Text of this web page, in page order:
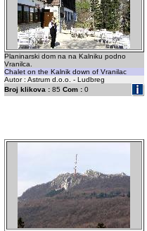
Planinarski dom na na Kalniku podno
Vranilca.
Chalet on the Kalnik down of Vranilac
Autor : Astrum d.o.o. - Ludbreg
Broj klikova :85 Com :0